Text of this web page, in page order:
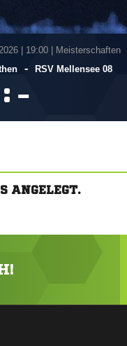
19:00 | Meisterschaften
- RSV Mellensee 08
: 
ANGELEGT.